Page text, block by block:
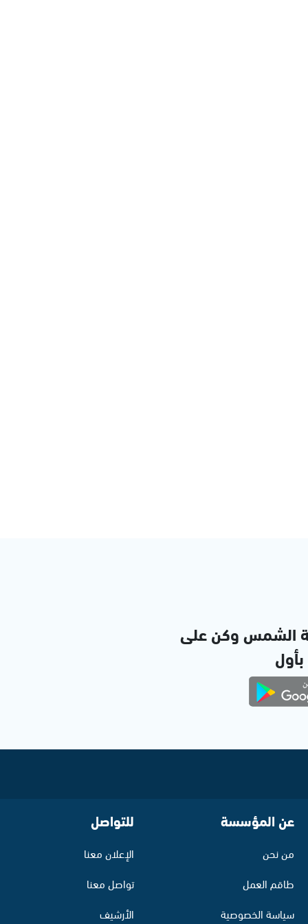
الشمس وكن على
بأول
عن المؤسسة
من نحن
طاقم العمل
سياسة الخصوصية
للتواصل
الإعلان معنا
تواصل معنا
الأرشيف